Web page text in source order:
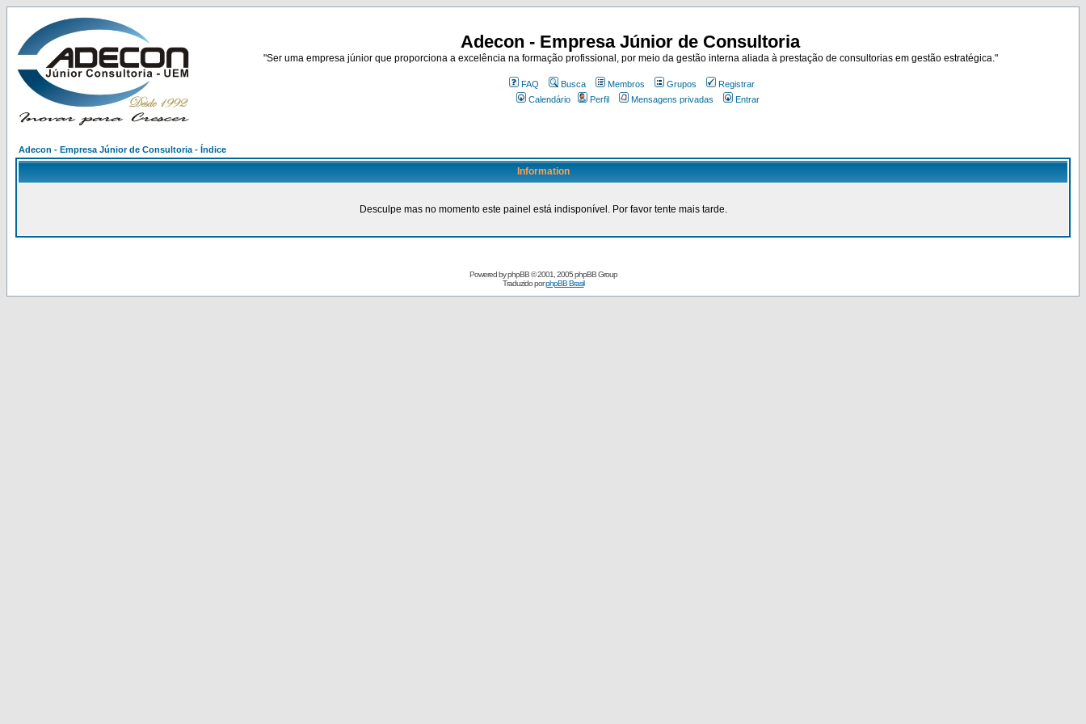
Adecon - Empresa Júnior de Consultoria
"Ser uma empresa júnior que proporciona a excelência na formação profissional, por meio da gestão interna aliada à prestação de consultorias em gestão estratégica."
FAQ Busca Membros Grupos
Registrar
Calendário
Perfil Mensagens privadas Entrar
Adecon - Empresa Júnior de Consultoria - Índice
Information
Desculpe mas no momento este painel está indisponível. Por favor tente mais tarde.
Powered byphpBB© 2001, 2005 phpBB Group
Traduzido porphpBB Brasil